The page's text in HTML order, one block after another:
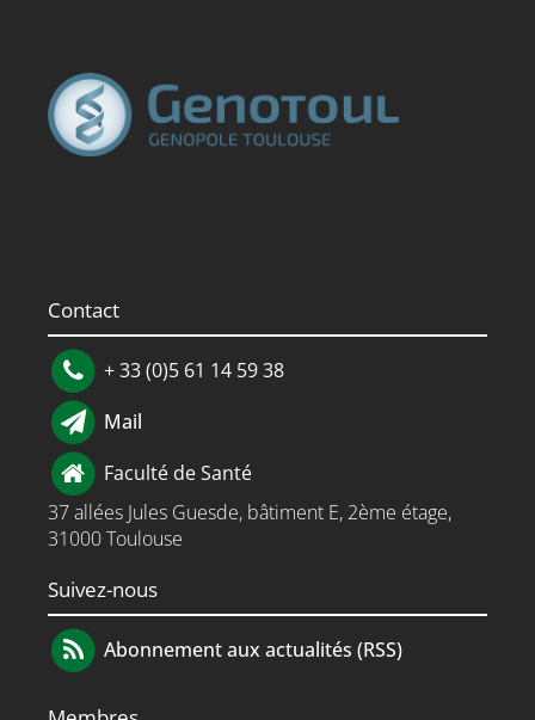
Contact
+ 33 (0)5 61 14 59 38
Mail
Faculté de Santé
37 allées Jules Guesde, bâtiment E, 2ème étage,
31000 Toulouse
Suivez-nous
Abonnement aux actualités (RSS)